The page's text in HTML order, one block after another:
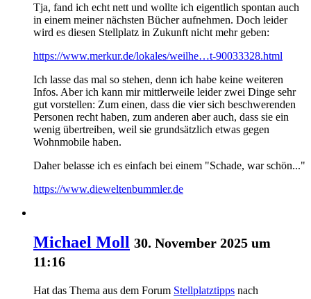
Tja, fand ich echt nett und wollte ich eigentlich spontan auch
in einem meiner nächsten Bücher aufnehmen. Doch leider
wird es diesen Stellplatz in Zukunft nicht mehr geben:
https://www.merkur.de/lokales/weilhe…t-90033328.html
Ich lasse das mal so stehen, denn ich habe keine weiteren
Infos. Aber ich kann mir mittlerweile leider zwei Dinge sehr
gut vorstellen: Zum einen, dass die vier sich beschwerenden
Personen recht haben, zum anderen aber auch, dass sie ein
wenig übertreiben, weil sie grundsätzlich etwas gegen
Wohnmobile haben.
Daher belasse ich es einfach bei einem "Schade, war schön..."
https://www.dieweltenbummler.de
Michael Moll 30. November 2025 um
11:16
Hat das Thema aus dem Forum Stellplatztipps nach